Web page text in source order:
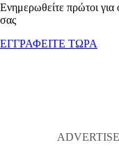
Ενημερωθείτε πρώτοι για
σας
ΕΓΓΡΑΦΕΙΤΕ ΤΩΡΑ